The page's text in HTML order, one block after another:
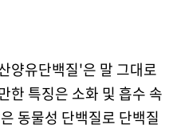
양유단백질'은 말 그대로
한 특징은 소화 및 흡수 속
동물성 단백질로 단백질